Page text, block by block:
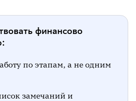
финансово
по этапам, а не одним
замечаний и